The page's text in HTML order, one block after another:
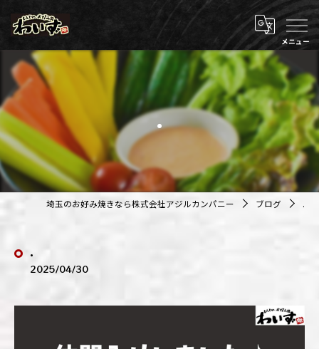
.
埼玉のお好み焼きなら株式会社アジルカンパニー ブログ .
.
2025/04/30